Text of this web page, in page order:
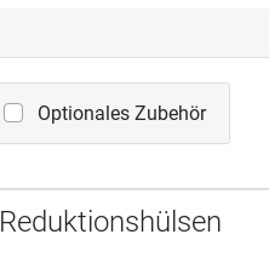
Optionales Zubehör
Reduktionshülsen